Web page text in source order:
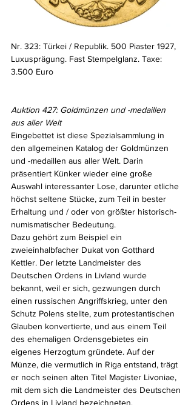
Nr. 323: Türkei / Republik. 500 Piaster 1927,
Luxusprägung. Fast Stempelglanz. Taxe:
3.500 Euro
Auktion 427: Goldmünzen und -medaillen
aus aller Welt
Eingebettet ist diese Spezialsammlung in
den allgemeinen Katalog der Goldmünzen
und -medaillen aus aller Welt. Darin
präsentiert Künker wieder eine große
Auswahl interessanter Lose, darunter etliche
höchst seltene Stücke, zum Teil in bester
Erhaltung und / oder von größter historisch-
numismatischer Bedeutung.
Dazu gehört zum Beispiel ein
zweieinhalbfacher Dukat von Gotthard
Kettler. Der letzte Landmeister des
Deutschen Ordens in Livland wurde
bekannt, weil er sich, gezwungen durch
einen russischen Angriffskrieg, unter den
Schutz Polens stellte, zum protestantischen
Glauben konvertierte, und aus einem Teil
des ehemaligen Ordensgebietes ein
eigenes Herzogtum gründete. Auf der
Münze, die vermutlich in Riga entstand, trägt
er noch seinen alten Titel Magister Livoniae,
mit dem sich die Landmeister des Deutschen
Ordens in Livland bezeichneten.